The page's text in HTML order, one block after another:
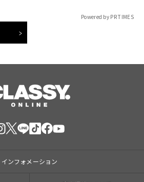
Powered by PR TIMES
インフォメーション